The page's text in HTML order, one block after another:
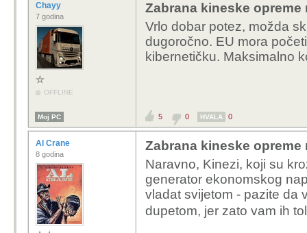
Chayy
7 godina
OFFLINE
Zabrana kineske
Vrlo dobar potez, možda
dugoročno. EU mora
kibernetičku. Maksimalno
Moj PC 5 0 HVALA 0
Al Crane
8 godina
Zabrana kineske
Naravno, Kinezi, koji su
generator ekonomskog
vladat svijetom - pazite da
dupetom, jer zato vam ih